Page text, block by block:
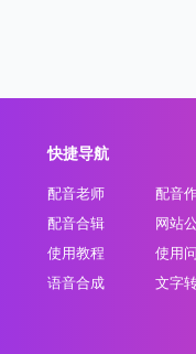
快捷导航
配音老师
配音
配音合辑
网站
使用教程
使用
语音合成
文字